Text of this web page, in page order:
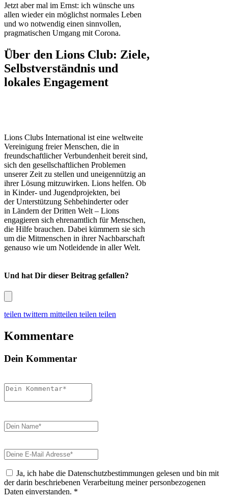
Jetzt aber mal im Ernst: ich wünsche uns
allen wieder ein möglichst normales Leben
und wo notwendig einen sinnvollen,
pragmatischen Umgang mit Corona.
Über den Lions Club: Ziele,
Selbstverständnis und
lokales Engagement
Lions Clubs International ist eine weltweite
Vereinigung freier Menschen, die in
freundschaftlicher Verbundenheit bereit sind,
sich den gesellschaftlichen Problemen
unserer Zeit zu stellen und uneigennützig an
ihrer Lösung mitzuwirken. Lions helfen. Ob
in Kinder- und Jugendprojekten, bei
der Unterstützung Sehbehinderter oder
in Ländern der Dritten Welt – Lions
engagieren sich ehrenamtlich für Menschen,
die Hilfe brauchen. Dabei kümmern sie sich
um die Mitmenschen in ihrer Nachbarschaft
genauso wie um Notleidende in aller Welt.
Und hat Dir dieser Beitrag gefallen?
teilen twittern mitteilen teilen teilen
Kommentare
Dein Kommentar
Ja, ich habe die Datenschutzbestimmungen gelesen und bin mit
der darin beschriebenen Verarbeitung meiner personbezogenen
Daten einverstanden. *